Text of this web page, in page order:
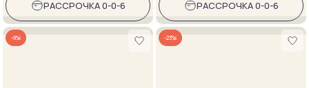
РАССРОЧКА 0-0-6 РАССРОЧКА 0-0-6
-9% -23%